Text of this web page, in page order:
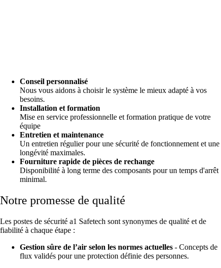
Conseil personnalisé
Nous vous aidons à choisir le système le mieux adapté à vos
besoins.
Installation et formation
Mise en service professionnelle et formation pratique de votre
équipe
Entretien et maintenance
Un entretien régulier pour une sécurité de fonctionnement et une
longévité maximales.
Fourniture rapide de pièces de rechange
Disponibilité à long terme des composants pour un temps d'arrêt
minimal.
Notre promesse de qualité
Les postes de sécurité a1 Safetech sont synonymes de qualité et de
fiabilité à chaque étape :
Gestion sûre de l’air selon les normes actuelles - Concepts de
flux validés pour une protection définie des personnes.